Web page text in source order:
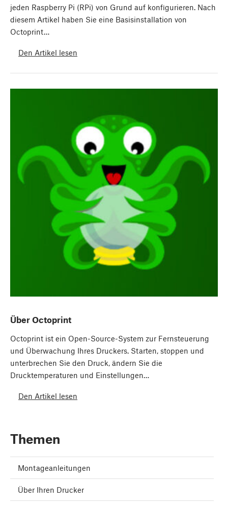
jeden Raspberry Pi (RPi) von Grund auf konfigurieren. Nach
diesem Artikel haben Sie eine Basisinstallation von
Octoprint…
Den Artikel lesen
Über Octoprint
Octoprint ist ein Open-Source-System zur Fernsteuerung
und Überwachung Ihres Druckers. Starten, stoppen und
unterbrechen Sie den Druck, ändern Sie die
Drucktemperaturen und Einstellungen…
Den Artikel lesen
Themen
Montageanleitungen
Über Ihren Drucker